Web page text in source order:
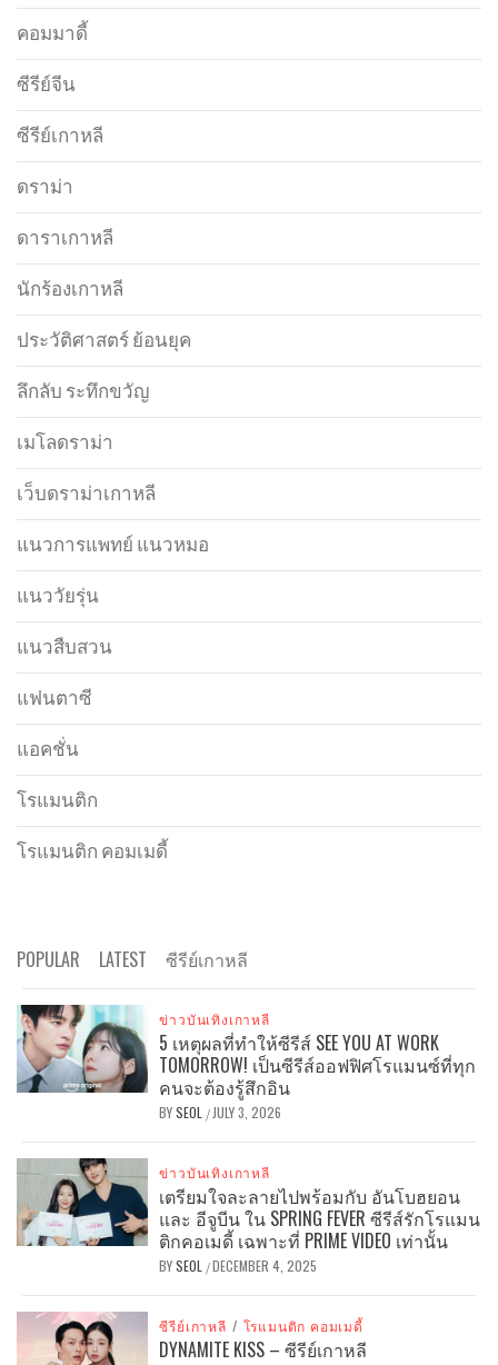
คอมมาดี้
ซีรีย์จีน
ซีรีย์เกาหลี
ดราม่า
ดาราเกาหลี
นักร้องเกาหลี
ประวัติศาสตร์ ย้อนยุค
ลึกลับ ระทึกขวัญ
เมโลดราม่า
เว็บดราม่าเกาหลี
แนวการแพทย์ แนวหมอ
แนววัยรุ่น
แนวสืบสวน
แฟนตาซี
แอคชั่น
โรแมนติก
โรแมนติก คอมเมดี้
POPULAR LATEST ซีรีย์เกาหลี
ข่าวบันเทิงเกาหลี
5 เหตุผลที่ทำให้ซีรีส์ SEE YOU AT WORK
TOMORROW! เป็นซีรีส์ออฟฟิศโรแมนซ์ที่ทุก
คนจะต้องรู้สึกอิน
BYSEOL / JULY 3, 2026
ข่าวบันเทิงเกาหลี
เตรียมใจละลายไปพร้อมกับ อันโบฮยอน
และ อีจูบีน ใน SPRING FEVER ซีรีส์รักโรแมน
ติกคอเมดี้ เฉพาะที่ PRIME VIDEO เท่านั้น
BYSEOL /DECEMBER 4, 2025
ซีรีย์เกาหลี / โรแมนติก คอมเมดี้
DYNAMITE KISS – ซีรีย์เกาหลี